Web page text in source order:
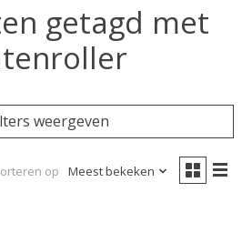
getagd met
weergeven
op Meest bekeken